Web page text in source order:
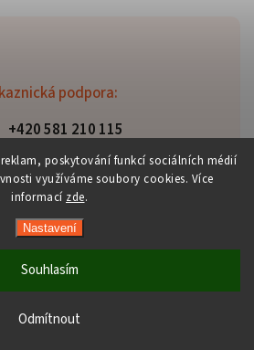
poskytování funkcí sociálních médií
využíváme soubory cookies. Více
informací zde.
Nastavení
Odmítnout
Souhlasím
podpora:
+420 581 210 115
Davaztechnik. Všechna práva